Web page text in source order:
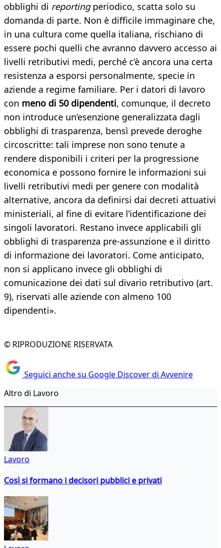
obblighi di reportingperiodico, scatta solo su
domanda di parte. Non è difficile immaginare che,
in una cultura come quella italiana, rischiano di
essere pochi quelli che avranno davvero accesso ai
livelli retributivi medi, perché c’è ancora una certa
resistenza a esporsi personalmente, specie in
aziende a regime familiare. Per i datori di lavoro
con meno di 50 dipendenti, comunque, il decreto
non introduce un’esenzione generalizzata dagli
obblighi di trasparenza, bensì prevede deroghe
circoscritte: tali imprese non sono tenute a
rendere disponibili i criteri per la progressione
economica e possono fornire le informazioni sui
livelli retributivi medi per genere con modalità
alternative, ancora da definirsi dai decreti attuativi
ministeriali, al fine di evitare l’identificazione dei
singoli lavoratori. Restano invece applicabili gli
obblighi di trasparenza pre‑assunzione e il diritto
di informazione dei lavoratori. Come anticipato,
non si applicano invece gli obblighi di
comunicazione dei dati sul divario retributivo (art.
9), riservati alle aziende con almeno 100
dipendenti».
© RIPRODUZIONE RISERVATA
Seguici anche su Google Discover di Avvenire
Altro di Lavoro
Lavoro
Così si formano i decisori pubblici e privati